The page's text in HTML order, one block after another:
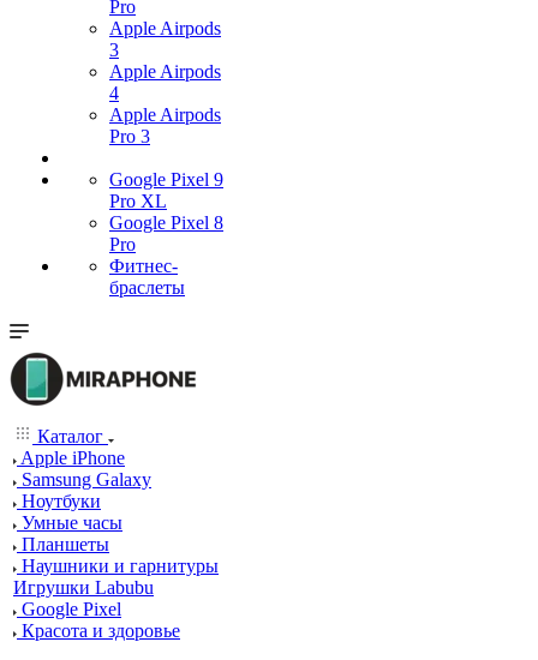
Pro
Apple Airpods
3
Apple Airpods
4
Apple Airpods
Pro 3
Google Pixel 9
Pro XL
Google Pixel 8
Pro
Фитнес-
браслеты
Каталог
Apple iPhone
Samsung Galaxy
Ноутбуки
Умные часы
Планшеты
Наушники и гарнитуры
Игрушки Labubu
Google Pixel
Красота и здоровье